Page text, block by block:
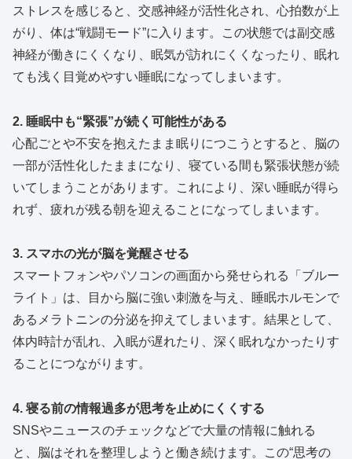
ストレスを感じると、交感神経が活性化され、心拍数が上
がり、体は“戦闘モード”に入ります。この状態では副交感
神経が働きにくくなり、眠気が訪れにくくなったり、眠れ
ても浅く目覚めやすい睡眠になってしまいます。
2. 睡眠中も“緊張”が続く可能性がある
心配ごとや不安を抱えたまま眠りにつこうとすると、脳の
一部が活性化したままになり、寝ている間も緊張状態が続
いてしまうことがあります。これにより、深い睡眠が得ら
れず、疲れが残る朝を迎えることになってしまいます。
3. スマホの光が脳を覚醒させる
スマートフォンやパソコンの画面から発せられる「ブルー
ライト」は、目から脳に強い刺激を与え、睡眠ホルモンで
あるメラトニンの分泌を抑えてしまいます。結果として、
体内時計が乱れ、入眠が遅れたり、深く眠れなかったりす
ることにつながります。
4. 寝る前の情報過多が思考を止めにくくする
SNSやニュースのチェックなどで大量の情報に触れる
と、脳はそれを整理しようと働き続けます。この“思考の